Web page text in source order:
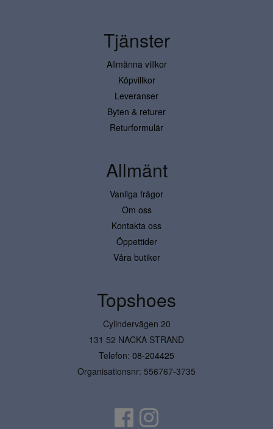
Tjänster
Allmänna villkor
Köpvillkor
Leveranser
Byten & returer
Returformulär
Allmänt
Vanliga frågor
Om oss
Kontakta oss
Öppettider
Våra butiker
Topshoes
Cylindervägen 20
131 52 NACKA STRAND
Telefon: 08-204425
Organisationsnr: 556767-3735